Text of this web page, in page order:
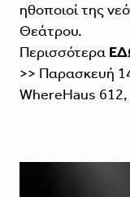
ηθοποιοί της
Θεάτρου.
Περισσότερα
>> Παρασκευή
WhereHaus